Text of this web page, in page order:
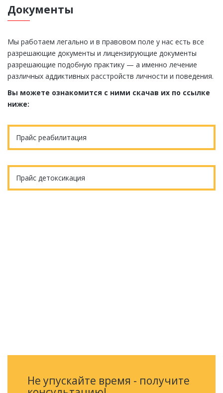
Документы
Мы работаем легально и в правовом поле у нас есть все
разрешающие документы и лицензирующие документы
разрешающие подобную практику — а именно лечение
различных аддиктивных расстройств личности и поведения.
Вы можете ознакомится с ними скачав их по ссылке
ниже:
Прайс реабилитация
Прайс детоксикация
Не упускайте время - получите